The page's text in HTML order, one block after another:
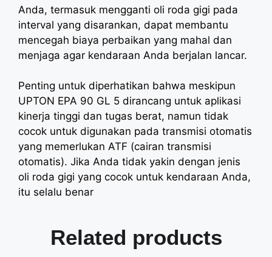
Anda, termasuk mengganti oli roda gigi pada
interval yang disarankan, dapat membantu
mencegah biaya perbaikan yang mahal dan
menjaga agar kendaraan Anda berjalan lancar.
Penting untuk diperhatikan bahwa meskipun
UPTON EPA 90 GL 5 dirancang untuk aplikasi
kinerja tinggi dan tugas berat, namun tidak
cocok untuk digunakan pada transmisi otomatis
yang memerlukan ATF (cairan transmisi
otomatis). Jika Anda tidak yakin dengan jenis
oli roda gigi yang cocok untuk kendaraan Anda,
itu selalu benar
Related products